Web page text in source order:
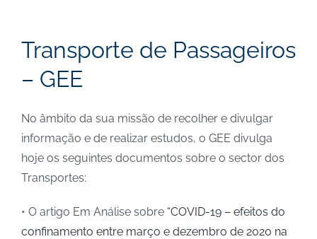
Transporte de Passageiros
– GEE
No âmbito da sua missão de recolher e divulgar
informação e de realizar estudos, o GEE divulga
hoje os seguintes documentos sobre o sector dos
Transportes:
• O artigo Em Análise sobre “COVID-19 – efeitos do
confinamento entre março e dezembro de 2020 na